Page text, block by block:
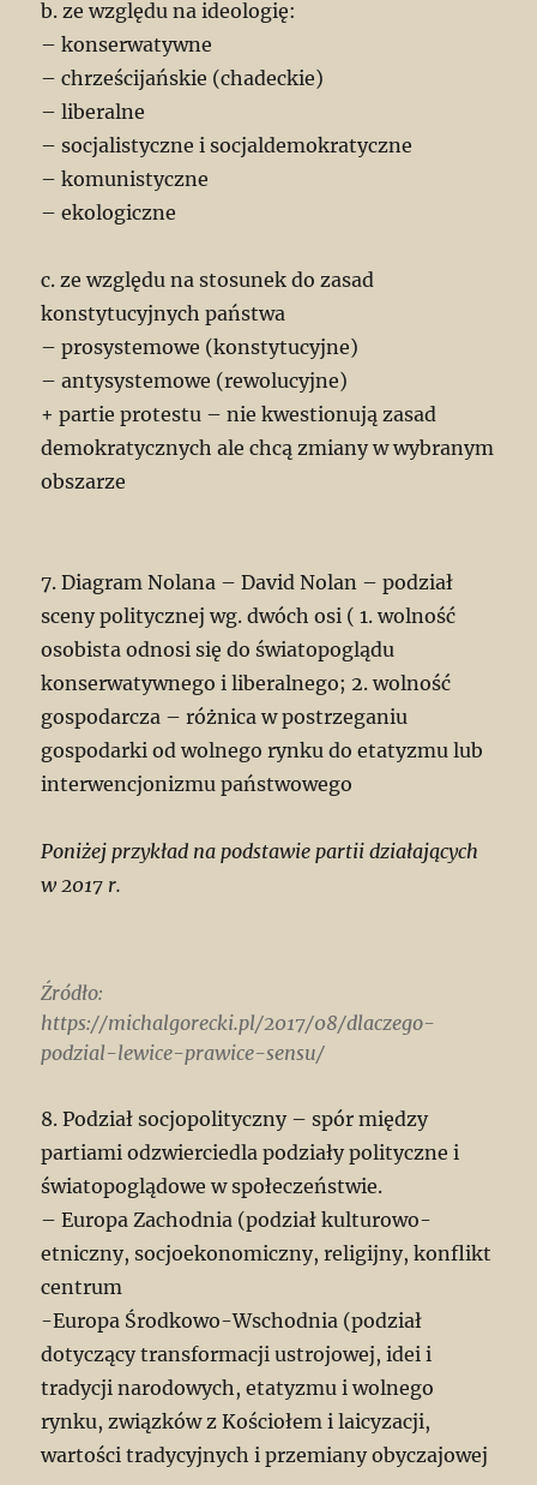
b. ze względu na ideologię:
– konserwatywne
– chrześcijańskie (chadeckie)
– liberalne
– socjalistyczne i socjaldemokratyczne
– komunistyczne
– ekologiczne
c. ze względu na stosunek do zasad
konstytucyjnych państwa
– prosystemowe (konstytucyjne)
– antysystemowe (rewolucyjne)
+ partie protestu – nie kwestionują zasad
demokratycznych ale chcą zmiany w wybranym
obszarze
7. Diagram Nolana – David Nolan – podział
sceny politycznej wg. dwóch osi ( 1. wolność
osobista odnosi się do światopoglądu
konserwatywnego i liberalnego; 2. wolność
gospodarcza – różnica w postrzeganiu
gospodarki od wolnego rynku do etatyzmu lub
interwencjonizmu państwowego
Poniżej przykład na podstawie partii działających
w 2017 r.
Źródło:
https://michalgorecki.pl/2017/08/dlaczego-
podzial-lewice-prawice-sensu/
8. Podział socjopolityczny – spór między
partiami odzwierciedla podziały polityczne i
światopoglądowe w społeczeństwie.
– Europa Zachodnia (podział kulturowo-
etniczny, socjoekonomiczny, religijny, konflikt
centrum
-Europa Środkowo-Wschodnia (podział
dotyczący transformacji ustrojowej, idei i
tradycji narodowych, etatyzmu i wolnego
rynku, związków z Kościołem i laicyzacji,
wartości tradycyjnych i przemiany obyczajowej